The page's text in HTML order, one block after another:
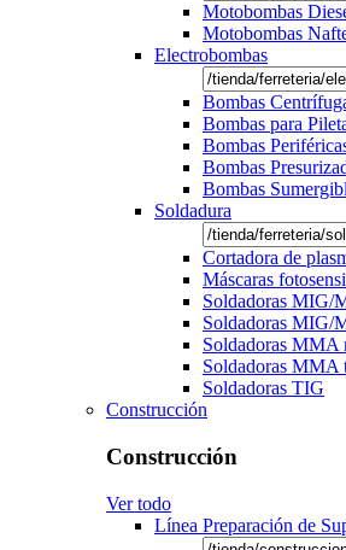
Motobombas
Motobombas
Electrobombas
Bombas
Bombas para
Bombas
Bombas
Bombas
Soldadura
Cortadora de
Máscaras
Soldadoras MIG/
Soldadoras MIG/
Soldadoras MMA
Soldadoras MMA
Soldadoras TIG
Construcción
Construcción
Ver todo
Línea Preparación de